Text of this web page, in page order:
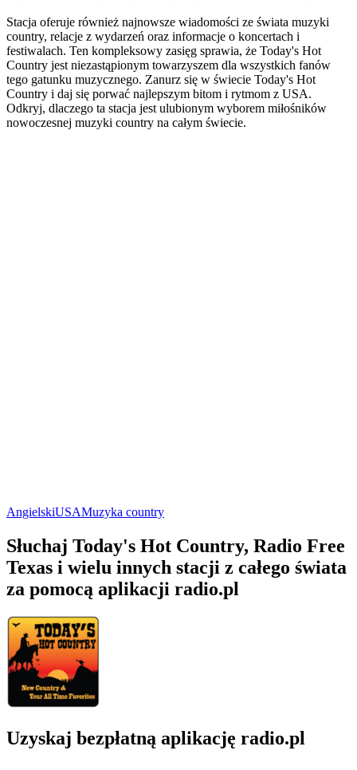
Stacja oferuje również najnowsze wiadomości ze świata muzyki
country, relacje z wydarzeń oraz informacje o koncertach i
festiwalach. Ten kompleksowy zasięg sprawia, że Today's Hot
Country jest niezastąpionym towarzyszem dla wszystkich fanów
tego gatunku muzycznego. Zanurz się w świecie Today's Hot
Country i daj się porwać najlepszym bitom i rytmom z USA.
Odkryj, dlaczego ta stacja jest ulubionym wyborem miłośników
nowoczesnej muzyki country na całym świecie.
AngielskiUSAMuzyka country
Słuchaj Today's Hot Country, Radio Free
Texas i wielu innych stacji z całego świata
za pomocą aplikacji radio.pl
Uzyskaj bezpłatną aplikację radio.pl